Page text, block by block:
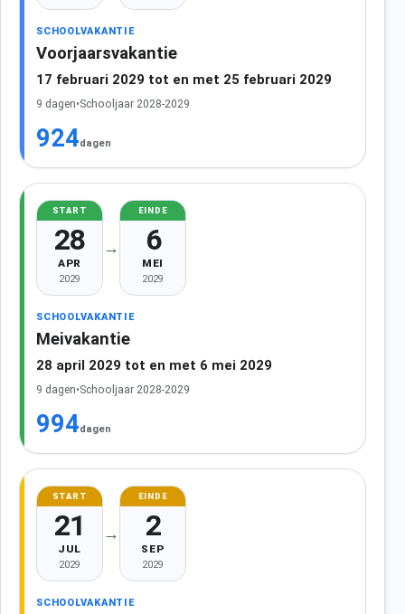
SCHOOLVAKANTIE
Voorjaarsvakantie
17 februari 2029 tot en met 25 februari 2029
9 dagen•Schooljaar 2028-2029
924dagen
START
28
APR
2029
→
EINDE
6
MEI
2029
SCHOOLVAKANTIE
Meivakantie
28 april 2029 tot en met 6 mei 2029
9 dagen•Schooljaar 2028-2029
994dagen
START
21
JUL
2029
→
EINDE
2
SEP
2029
SCHOOLVAKANTIE